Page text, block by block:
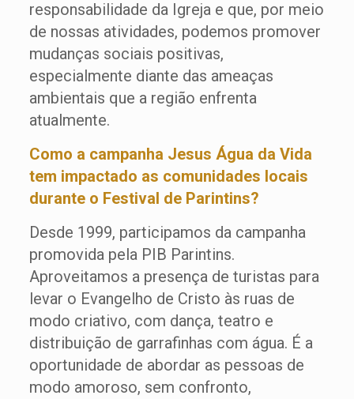
responsabilidade da Igreja e que, por meio
de nossas atividades, podemos promover
mudanças sociais positivas,
especialmente diante das ameaças
ambientais que a região enfrenta
atualmente.
Como a campanha Jesus Água da Vida
tem impactado as comunidades locais
durante o Festival de Parintins?
Desde 1999, participamos da campanha
promovida pela PIB Parintins.
Aproveitamos a presença de turistas para
levar o Evangelho de Cristo às ruas de
modo criativo, com dança, teatro e
distribuição de garrafinhas com água. É a
oportunidade de abordar as pessoas de
modo amoroso, sem confronto,